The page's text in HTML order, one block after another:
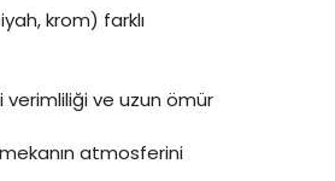
krom) farklı
verimliliği ve uzun ömür
mekanın atmosferini